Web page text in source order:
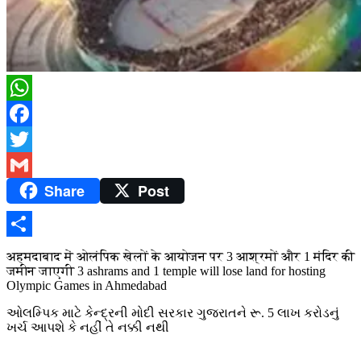
WhatsApp
Facebook
Twitter
Gmail Share Post
अहमदाबाद में ओलंपिक खेलों के आयोजन पर 3 आश्रमों और 1 मंदिर की
जमीन जाएगी 3 ashrams and 1 temple will lose land for hosting
Olympic Games in Ahmedabad
ઓલમ્પિક માટે કેન્દ્રની મોદી સરકાર ગુજરાતને રૂ. 5 લાખ કરોડનું
ખર્ચ આપશે કે નહીં તે નક્કી નથી